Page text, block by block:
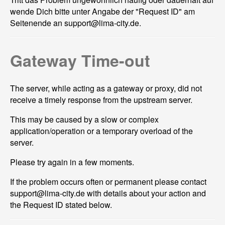
wende Dich bitte unter Angabe der "Request ID" am
Seitenende an support@lima-city.de.
Gateway Time-out
The server, while acting as a gateway or proxy, did not
receive a timely response from the upstream server.
This may be caused by a slow or complex
application/operation or a temporary overload of the
server.
Please try again in a few moments.
If the problem occurs often or permanent please contact
support@lima-city.de with details about your action and
the Request ID stated below.